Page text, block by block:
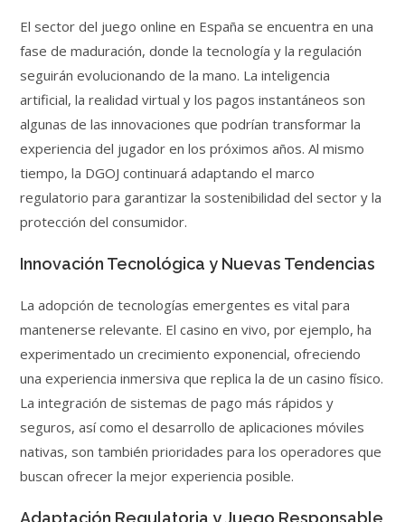
El sector del juego online en España se encuentra en una
fase de maduración, donde la tecnología y la regulación
seguirán evolucionando de la mano. La inteligencia
artificial, la realidad virtual y los pagos instantáneos son
algunas de las innovaciones que podrían transformar la
experiencia del jugador en los próximos años. Al mismo
tiempo, la DGOJ continuará adaptando el marco
regulatorio para garantizar la sostenibilidad del sector y la
protección del consumidor.
Innovación Tecnológica y Nuevas Tendencias
La adopción de tecnologías emergentes es vital para
mantenerse relevante. El casino en vivo, por ejemplo, ha
experimentado un crecimiento exponencial, ofreciendo
una experiencia inmersiva que replica la de un casino físico.
La integración de sistemas de pago más rápidos y
seguros, así como el desarrollo de aplicaciones móviles
nativas, son también prioridades para los operadores que
buscan ofrecer la mejor experiencia posible.
Adaptación Regulatoria y Juego Responsable